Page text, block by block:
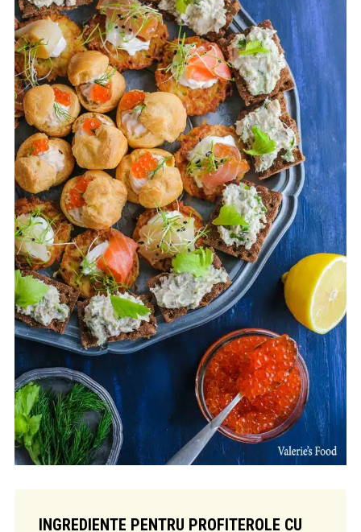
INGREDIENTE PENTRU PROFITEROLE CU